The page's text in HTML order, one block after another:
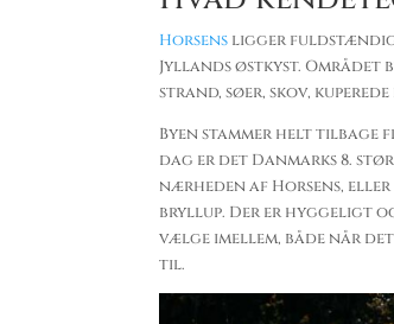
Horsens ligger fuldstændig
Jyllands østkyst. Området
strand, søer, skov,
Byen stammer helt tilbage
dag er det Danmarks 8.
nærheden af Horsens,
bryllup. Der er hyggeligt
vælge imellem, både når
til.